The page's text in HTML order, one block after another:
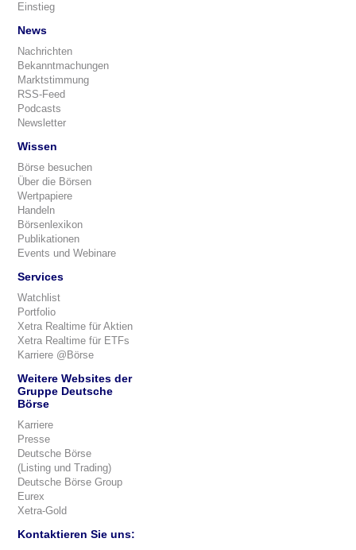
Einstieg
News
Nachrichten
Bekanntmachungen
Marktstimmung
RSS-Feed
Podcasts
Newsletter
Wissen
Börse besuchen
Über die Börsen
Wertpapiere
Handeln
Börsenlexikon
Publikationen
Events und Webinare
Services
Watchlist
Portfolio
Xetra Realtime für Aktien
Xetra Realtime für ETFs
Karriere @Börse
Weitere Websites der
Gruppe Deutsche
Börse
Karriere
Presse
Deutsche Börse
(Listing und Trading)
Deutsche Börse Group
Eurex
Xetra-Gold
Kontaktieren Sie uns: